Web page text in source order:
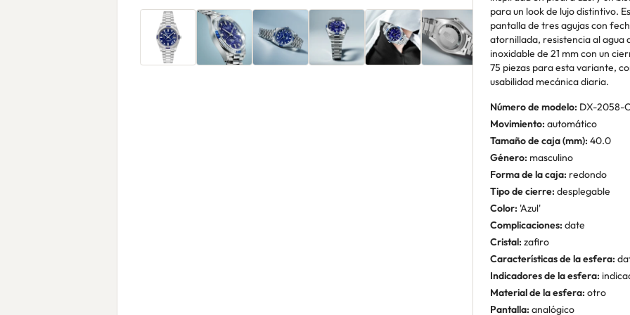
para un look de lujo distintivo.
pantalla de tres agujas con
atornillada, resistencia al agua
inoxidable de 21 mm con un
75 piezas para esta variante,
usabilidad mecánica diaria.
Número de modelo: DX-2058-
Movimiento: automático
Tamaño de caja (mm): 40.0
Género: masculino
Forma de la caja: redondo
Tipo de cierre: desplegable
Color: 'Azul'
Complicaciones: date
Cristal: zafiro
Características de la esfera:
Indicadores de la esfera:
Material de la esfera: otro
Pantalla: analógico